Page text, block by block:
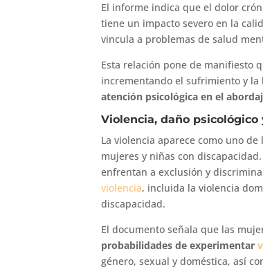
El informe indica que el dolor
tiene un impacto severo en la
vincula a problemas de salud
Esta relación pone de manifiesto
incrementando el sufrimiento y
atención psicológica en el
Violencia, daño
La violencia aparece como uno
mujeres y niñas con
enfrentan a exclusión y
violencia, incluida la violencia
discapacidad.
El documento señala que las
probabilidades de experimentar
género, sexual y doméstica, así